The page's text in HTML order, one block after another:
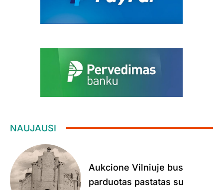
NAUJAUSI
Aukcione Vilniuje bus
parduotas pastatas su